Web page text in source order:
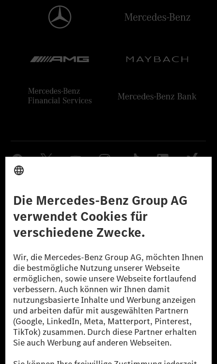
Datenschutz Lizenzhinweise Dritter Barrierefreiheit
© 2026 Mercedes-Benz Group AG. Alle Rechte vorbehalten.
[1] Bilanziell CO₂-neutral bedeutet, dass nicht vermiedene oder nicht
reduzierte CO₂-Emissionen bei der Mercedes-Benz Group durch
zertifizierte Ausgleichsprojekte kompensiert werden.
[2] Renewable Charging ist ein integraler Bestandteil von MB.CHARGE
Public in Europa, den USA, Kanada und China. Sofern an der jeweiligen
Ladestation noch kein Strom aus erneuerbaren Energien vorliegt,
verwendet Renewable Charging Grünstromzertifikate*. Diese stellen
sicher, dass für Ladevorgänge über MB.CHARGE Public eine äquivalente
Strommenge aus erneuerbaren Energien ins Stromnetz eingespeist wird.